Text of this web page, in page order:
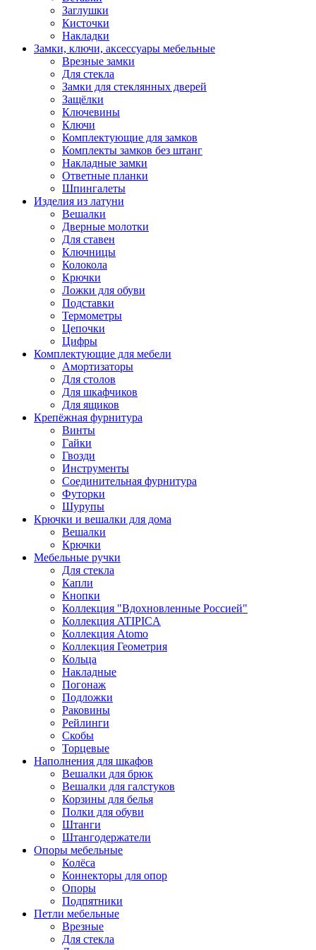
Заглушки
Кисточки
Накладки
Замки, ключи, аксессуары мебельные
Врезные замки
Для стекла
Замки для стеклянных дверей
Защёлки
Ключевины
Ключи
Комплектующие для замков
Комплекты замков без штанг
Накладные замки
Ответные планки
Шпингалеты
Изделия из латуни
Вешалки
Дверные молотки
Для ставен
Ключницы
Колокола
Крючки
Ложки для обуви
Подставки
Термометры
Цепочки
Цифры
Комплектующие для мебели
Амортизаторы
Для столов
Для шкафчиков
Для ящиков
Крепёжная фурнитура
Винты
Гайки
Гвозди
Инструменты
Соединительная фурнитура
Футорки
Шурупы
Крючки и вешалки для дома
Вешалки
Крючки
Мебельные ручки
Для стекла
Капли
Кнопки
Коллекция "Вдохновленные Россией"
Коллекция ATIPICA
Коллекция Atomo
Коллекция Геометрия
Кольца
Накладные
Погонаж
Подложки
Раковины
Рейлинги
Скобы
Торцевые
Наполнения для шкафов
Вешалки для брюк
Вешалки для галстуков
Корзины для белья
Полки для обуви
Штанги
Штангодержатели
Опоры мебельные
Колёса
Коннекторы для опор
Опоры
Подпятники
Петли мебельные
Врезные
Для стекла